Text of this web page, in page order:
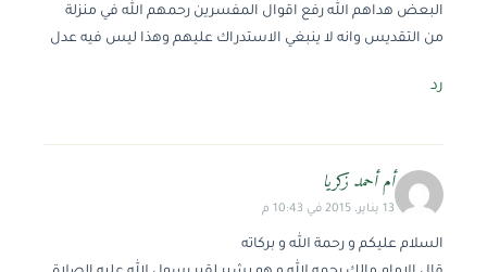
البعض هداهم الله رفع اقوال المفسرين رحمهم الله في منزلة
من التقديس وانه لا ينبغي الاستدراك عليهم وهذا ليس فيه عدل
رد
أم أحمد زكريا
13 يناير، 2015 في 10:43 م
السلام عليكم و رحمة الله و بركاته